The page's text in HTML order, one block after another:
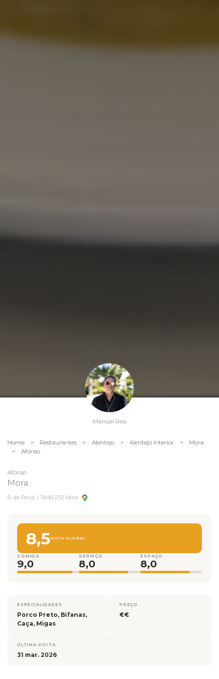
Manuel Reis
Home > Restaurantes > Alentejo > Alentejo Interior > Mora
> Afonso
Afonso
Mora
R. de Pavia 1, 7490-250 Mora
8,5NOTA GLOBAL
COMIDA
9,0
SERVIÇO
8,0
ESPAÇO
8,0
ESPECIALIDADES
Porco Preto, Bifanas,
Caça, Migas
PREÇO
€€
ÚLTIMA VISITA
31 mar. 2026